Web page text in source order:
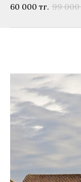
60 000 тг. 99 000